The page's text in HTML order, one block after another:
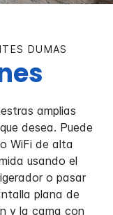
DUMAS
amplias
desea. Puede
WiFi de alta
usando el
o pasar
plana de
y la cama con